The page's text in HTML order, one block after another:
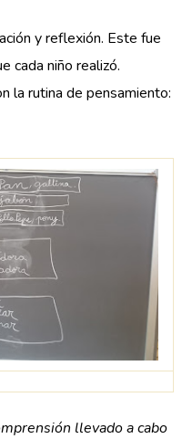
y reflexión. Este fue
cada niño realizó.
la rutina de pensamiento:
llevado a cabo